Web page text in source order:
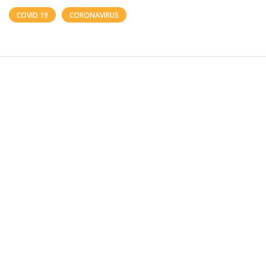
COVID 19 CORONAVIRUS